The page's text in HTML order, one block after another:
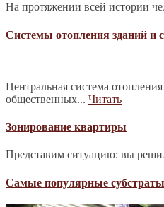
На протяжении всей истории
Системы отопления зданий и
Центральная система
общественных... Читать
Зонирование квартиры
Представим ситуацию: вы
Самые популярные